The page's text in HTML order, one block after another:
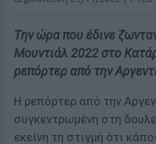
Tην ώρα που έδινε
Μουντιάλ 2022 στο
ρεπόρτερ από την
Η ρεπόρτερ από την
συγκεντρωμένη στη
εκείνη τη στιγμή ότι